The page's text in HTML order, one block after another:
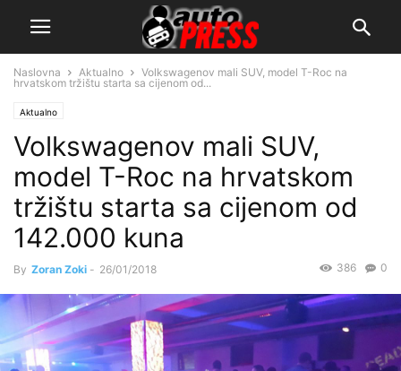
Naslovna Aktualno
Volkswagenov mali SUV, model T-Roc na
hrvatskom tržištu starta sa cijenom od...
Aktualno
Volkswagenov mali SUV,
model T-Roc na hrvatskom
tržištu starta sa cijenom od
142.000 kuna
By Zoran Zoki - 26/01/2018 0
386